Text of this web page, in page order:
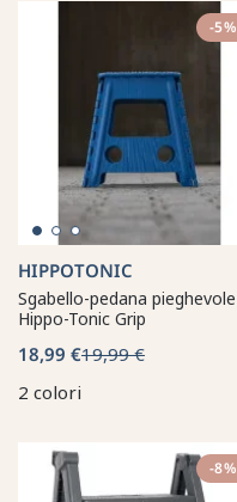
-5%
HIPPOTONIC
Sgabello-pedana pieghevole
Hippo-Tonic Grip
18,99 €19,99 €
2 colori
-8%